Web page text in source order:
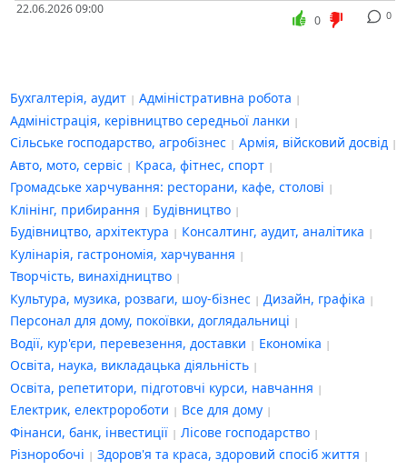
22.06.2026 09:00 0
0
Бухгалтерія, аудит
Адміністративна робота
Адміністрація, керівництво середньої ланки
Сільське господарство, агробізнес
Армія, війсковий досвід
Авто, мото, сервіс
Краса, фітнес, спорт
Громадське харчування: ресторани, кафе, столові
Клінінг, прибирання
Будівництво
Будівництво, архітектура
Консалтинг, аудит, аналітика
Кулінарія, гастрономія, харчування
Творчість, винахідництво
Культура, музика, розваги, шоу-бізнес
Дизайн, графіка
Персонал для дому, покоївки, доглядальниці
Водії, кур'єри, перевезення, доставки
Економіка
Освіта, наука, викладацька діяльність
Освіта, репетитори, підготовчі курси, навчання
Електрик, електророботи
Все для дому
Фінанси, банк, інвестиції
Лісове господарство
Різноробочі
Здоров'я та краса, здоровий спосіб життя